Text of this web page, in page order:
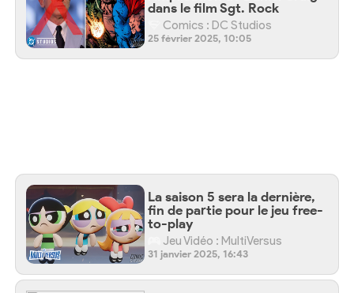
dans le film Sgt. Rock
Comics : DC Studios
25 février 2025, 10:05
La saison 5 sera la dernière,
fin de partie pour le jeu free-
to-play
Jeu Vidéo : MultiVersus
31 janvier 2025, 16:43